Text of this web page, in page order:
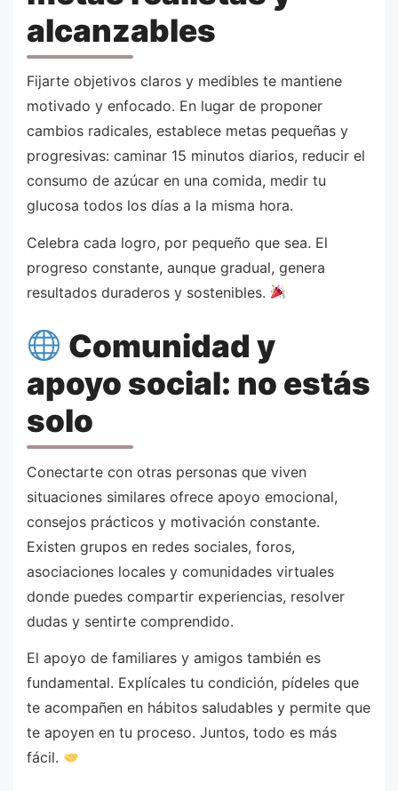
alcanzables
Fijarte objetivos claros y medibles te mantiene
motivado y enfocado. En lugar de proponer
cambios radicales, establece metas pequeñas y
progresivas: caminar 15 minutos diarios, reducir el
consumo de azúcar en una comida, medir tu
glucosa todos los días a la misma hora.
Celebra cada logro, por pequeño que sea. El
progreso constante, aunque gradual, genera
resultados duraderos y sostenibles.
Comunidad y
apoyo social: no estás
solo
Conectarte con otras personas que viven
situaciones similares ofrece apoyo emocional,
consejos prácticos y motivación constante.
Existen grupos en redes sociales, foros,
asociaciones locales y comunidades virtuales
donde puedes compartir experiencias, resolver
dudas y sentirte comprendido.
El apoyo de familiares y amigos también es
fundamental. Explícales tu condición, pídeles que
te acompañen en hábitos saludables y permite que
te apoyen en tu proceso. Juntos, todo es más
fácil.